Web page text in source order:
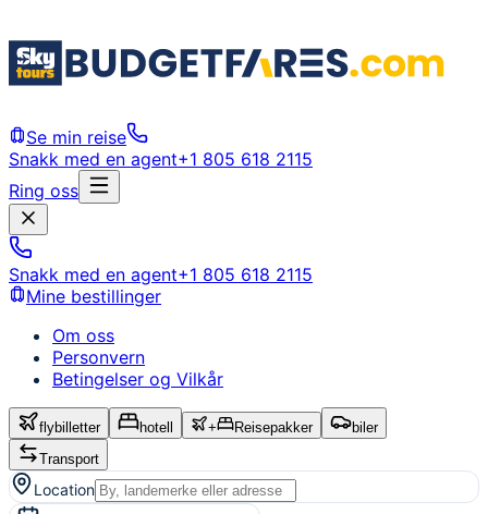
Se min reise
Snakk med en agent+1 805 618 2115
Ring oss
Snakk med en agent+1 805 618 2115
Mine bestillinger
Om oss
Personvern
Betingelser og Vilkår
flybilletter hotell + Reisepakker
biler
Transport
Location